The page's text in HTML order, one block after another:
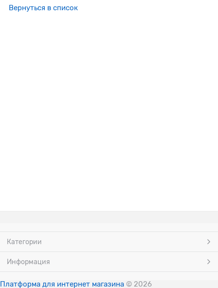
Вернуться в список
Категории
Информация
Платформа для интернет магазина © 2026